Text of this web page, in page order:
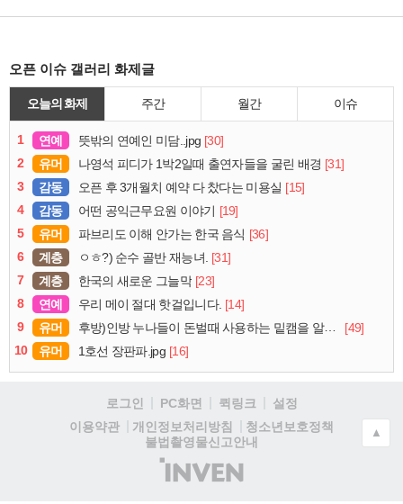
오픈 이슈 갤러리 화제글
오늘의 화제 주간 월간 이슈
1 연예 뜻밖의 연예인 미담..jpg [30]
2
유머 나영석 피디가 1박2일때 출연자들을 굴린 배경 [31]
3
감동 오픈 후 3개월치 예약 다 찼다는 미용실 [15]
4
감동 어떤 공익근무요원 이야기
[19]
5
유머 파브리도 이해 안가는 한국 음식 [36]
6
계층 ㅇㅎ?) 순수 골반 재능녀. [31]
7
계층 한국의 새로운 그늘막 [23]
8
연예 우리 메이 절대 핫걸입니다. [14]
9
유머 후방)인방 누나들이 돈벌때 사용하는 밑캠을 알아보자
[49]
10
유머 1호선 장판파.jpg [16]
로그인 PC화면 퀵링크
설정
이용약관
개인정보처리방침
청소년보호정책
불법촬영물신고안내
(주)
인
▲